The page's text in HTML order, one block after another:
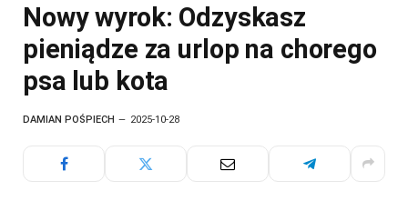
Nowy wyrok: Odzyskasz
pieniądze za urlop na chorego
psa lub kota
DAMIAN POŚPIECH 2025-10-28